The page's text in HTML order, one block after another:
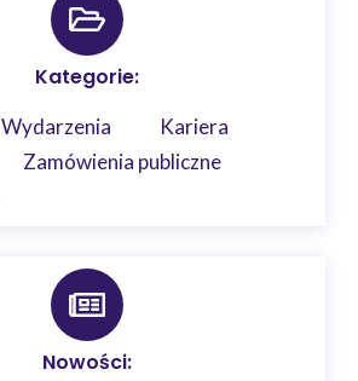
Kategorie:
Wydarzenia
Kariera
Zamówienia publiczne
Nowości: